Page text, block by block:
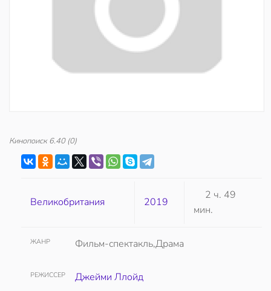
Кинопоиск 6.40(0)
Великобритания 2019
2 ч. 49
мин.
ЖАНР Фильм-спектакль,Драма
РЕЖИССЕР Джейми Ллойд